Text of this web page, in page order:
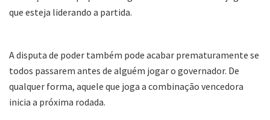
que esteja liderando a partida.
A disputa de poder também pode acabar prematuramente se
todos passarem antes de alguém jogar o governador. De
qualquer forma, aquele que joga a combinação vencedora
inicia a próxima rodada.